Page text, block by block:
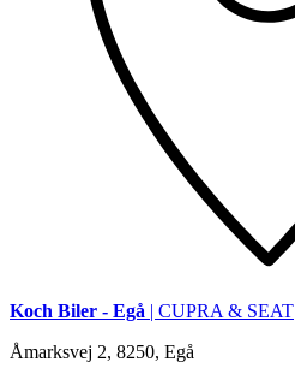
Koch Biler - Egå | CUPRA & SEAT
Åmarksvej 2, 8250, Egå